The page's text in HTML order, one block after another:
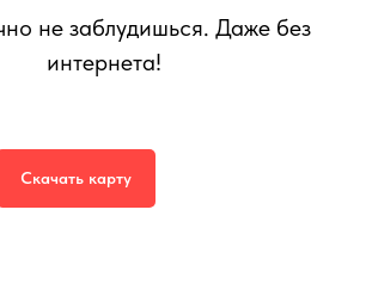
не заблудишься. Даже без
интернета!
Скачать карту